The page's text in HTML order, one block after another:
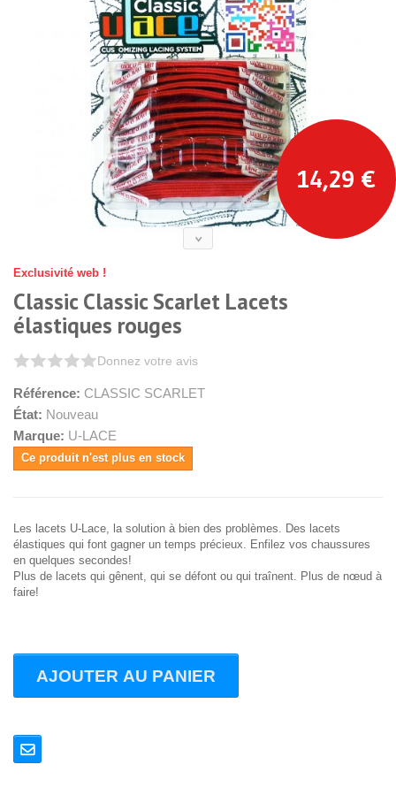
14,29 €
Exclusivité web !
Classic Classic Scarlet Lacets
élastiques rouges
Donnez votre avis
Référence: CLASSIC SCARLET
État: Nouveau
Marque: U-LACE
Ce produit n'est plus en stock
Les lacets U-Lace, la solution à bien des problèmes. Des lacets
élastiques qui font gagner un temps précieux. Enfilez vos chaussures
en quelques secondes!
Plus de lacets qui gênent, qui se défont ou qui traînent. Plus de nœud à
faire!
AJOUTER AU PANIER